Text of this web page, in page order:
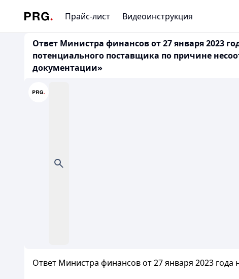
Прайс-лист Видеоинструкция
Ответ Министра финансов от 27 января 2023
потенциального поставщика по причине
документации»
Ответ Министра финансов от 27 января 2023